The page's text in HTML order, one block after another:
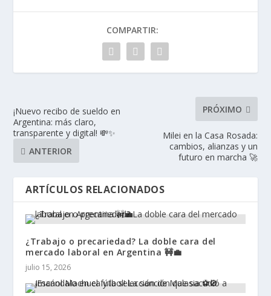
COMPARTIR:
¡Nuevo recibo de sueldo en
Argentina: más claro,
transparente y digital! 💸✨
ANTERIOR
PRÓXIMO
Milei en la Casa Rosada:
cambios, alianzas y un
futuro en marcha 🚀
ARTÍCULOS RELACIONADOS
¿Trabajo o precariedad? La doble cara del
mercado laboral en Argentina 🚧💼
julio 15, 2026